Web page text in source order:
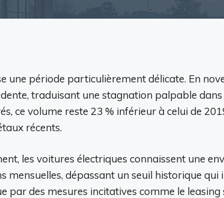
une période particulièrement délicate. En
traduisant une stagnation palpable
ce volume reste 23 % inférieur à celui de
récents.
les voitures électriques connaissent une
mensuelles, dépassant un seuil historique
par des mesures incitatives comme le